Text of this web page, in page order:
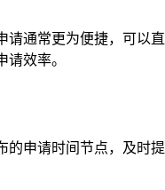
通常更为便捷，可以
效率。
申请时间节点，及时